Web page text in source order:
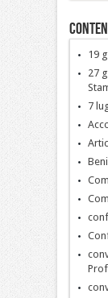
19
27
7